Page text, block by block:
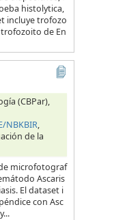
histolytica,
incluye trofozo
de En
(CBPar),
NBKBIR,
de la
microfotograf
Ascaris
El dataset i
con Asc